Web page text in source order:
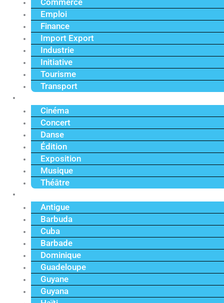
Commerce
Emploi
Finance
Import Export
Industrie
Initiative
Tourisme
Transport
Cinéma
Concert
Danse
Édition
Exposition
Musique
Théâtre
Antigue
Barbuda
Cuba
Barbade
Dominique
Guadeloupe
Guyane
Guyana